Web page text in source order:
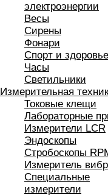
электроэнергии
Весы
Сирены
Фонари
Спорт и здоровье
Часы
Светильники
Измерительная
Токовые клещи
Лабораторные
Измерители LCR
Эндоскопы
Стробоскопы
Измеритель
Специальные
измерители